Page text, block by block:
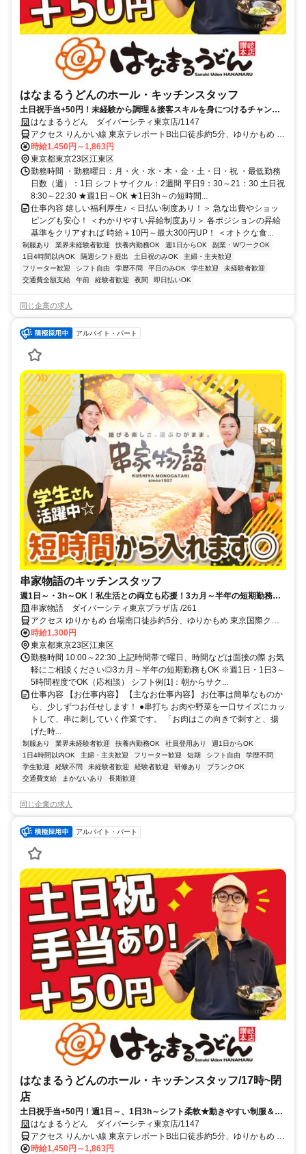
はなまるうどんのホール・キッチンスタッフ
土日祝手当+50円！未経験から調理＆接客スキルを身につけるチャンス
★週1日～、1日3h～シフト柔軟★
はなまるうどん ダイバーシティ東京店/1147
アクセス りんかい線 東京テレポートB出口徒歩約5分、ゆりかもめ 台
場南口徒歩約6分、ゆりかもめ 東京国際クルーズターミナル西口徒歩
約8分 東京テレポート駅より徒歩5分
時給1,450円～1,863円
東京都東京23区江東区
勤務時間 ・勤務曜日：月・火・水・木・金・土・日・祝 ・最低勤務
日数（週）：1日 シフトサイクル：2週間 平日9：30～21：30 土日祝
8:30～22:30 ★週1日～OK ★1日3h～の短時間...
仕事内容 嬉しい福利厚生♪ ＜日払い制度あり！＞ 急な出費やショッ
ピングも安心！ ＜わかりやすい昇給制度あり＞ 各ポジションの昇給
基準をクリアすれば 時給＋10円～最大300円UP！ ＜オトクな食...
制服あり 業界未経験者歓迎 扶養内勤務OK 週1日からOK
副業・WワークOK
1日4時間以内OK
隔週シフト提出 土日祝のみOK
主婦・主夫歓迎
フリーター歓迎
シフト自由 学歴不問 平日のみOK 学生歓迎
未経験者歓迎
交通費全額支給
午前 経験者歓迎 夜間 即日払いOK
同じ企業の求人
アルバイト・パート
串家物語のキッチンスタッフ
週1日～・3h～OK！私生活との両立も応援！3カ月～半年の短期勤務も
OK串家物語 ダイバーシティ東京プラザ店 /261
アクセス ゆりかもめ 台場南口徒歩約5分、ゆりかもめ 東京国際クル
ーズターミナル西口徒歩約8分、りんかい線 東京テレポートA出口徒
歩約9分
時給1,300円
東京都東京23区江東区
勤務時間 10:00～22:30 上記時間帯で曜日、時間などは面接の際 お気
軽にご相談ください◎3カ月～半年の短期勤務もOK ※週1日・1日3～
5時間程度でOK（応相談） シフト例[1]：朝からサク...
仕事内容 【お仕事内容】 【主なお仕事内容】 お仕事は簡単なものか
ら、少しずつお任せします！ ●串打ち お肉や野菜を一口サイズにカッ
トして、串に刺していく作業です。 「お肉はこの向きで刺すと、揚
げた時...
制服あり 業界未経験者歓迎 扶養内勤務OK 社員登用あり
週1日からOK
1日4時間以内OK
主婦・主夫歓迎 フリーター歓迎 短期 シフト自由
学歴不問
学生歓迎
経験不問 未経験者歓迎 経験者歓迎 研修あり
ブランクOK
交通費支給
まかないあり 長期歓迎
同じ企業の求人
アルバイト・パート
はなまるうどんのホール・キッチンスタッフ/17時~閉
店
土日祝手当+50円！週1日～、1日3h～シフト柔軟★動きやすい制服＆髪
色自由でオシャレも楽しめます★
はなまるうどん ダイバーシティ東京店/1147
アクセス りんかい線 東京テレポートB出口徒歩約5分、ゆりかもめ 台
場南口徒歩約6分、ゆりかもめ 東京国際クルーズターミナル西口徒歩
時給1,450円～1,863円